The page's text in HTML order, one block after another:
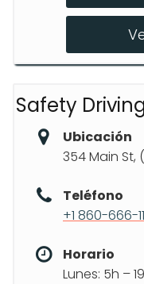
Lecciones
Safety
Ubicación
354 Main St,
Teléfono
+1 860-666-
Horario
Lunes: 5h –